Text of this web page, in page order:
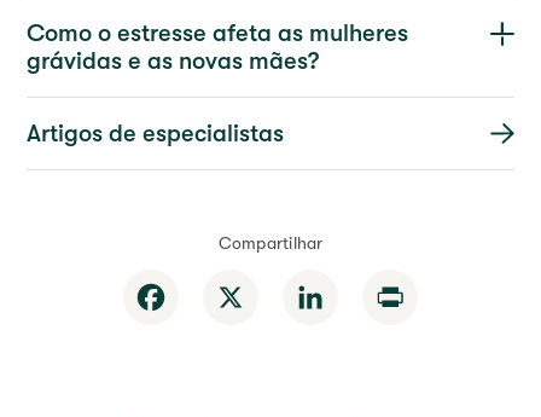
Como o estresse afeta as mulheres
grávidas e as novas mães?
Artigos de especialistas
Compartilhar
Facebook LinkedIn